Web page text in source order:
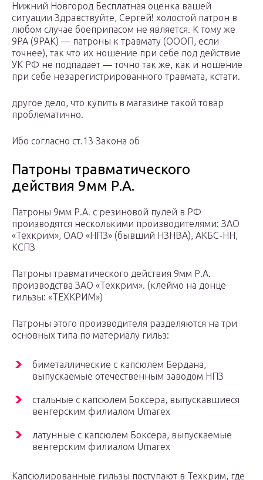
Нижний Новгород Бесплатная оценка вашей
ситуации Здравствуйте, Сергей! холостой патрон в
любом случае боеприпасом не является. К тому же
9РА (9РАК) — патроны к травмату (ОООП, если
точнее), так что их ношение при себе под действие
УК РФ не подпадает — точно так же, как и ношение
при себе незарегистрированного травмата, кстати.
другое дело, что купить в магазине такой товар
проблематично.
Ибо согласно ст.13 Закона об
Патроны травматического
действия 9мм Р.А.
Патроны 9мм Р.А. с резиновой пулей в РФ
производятся несколькими производителями: ЗАО
«Техкрим», ОАО «НПЗ» (бывший НЗНВА), АКБС-НН,
КСПЗ
Патроны травматического действия 9мм Р.А.
производства ЗАО «Техкрим». (клеймо на донце
гильзы: «ТЕХКРИМ»)
Патроны этого производителя разделяются на три
основных типа по материалу гильз:
биметаллические с капсюлем Бердана,
выпускаемые отечественным заводом НПЗ
стальные с капсюлем Боксера, выпускавшиеся
венгерским филиалом Umarex
латунные с капсюлем Боксера, выпускаемые
венгерским филиалом Umarex
Капсюлированные гильзы поступают в Техкрим, где